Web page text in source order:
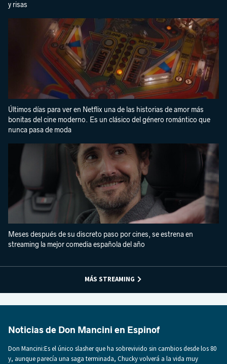
y risas
Últimos días para ver en Netflix una de las historias de amor más
bonitas del cine moderno. Es un clásico del género romántico que
nunca pasa de moda
Meses después de su discreto paso por cines, se estrena en
streaming la mejor comedia española del año
MÁS STREAMING
Noticias de Don Mancini en Espinof
Don Mancini:Es el único slasher que ha sobrevivido sin cambios desde los 80
y, aunque parecía una saga terminada, Chucky volverá a la vida muy